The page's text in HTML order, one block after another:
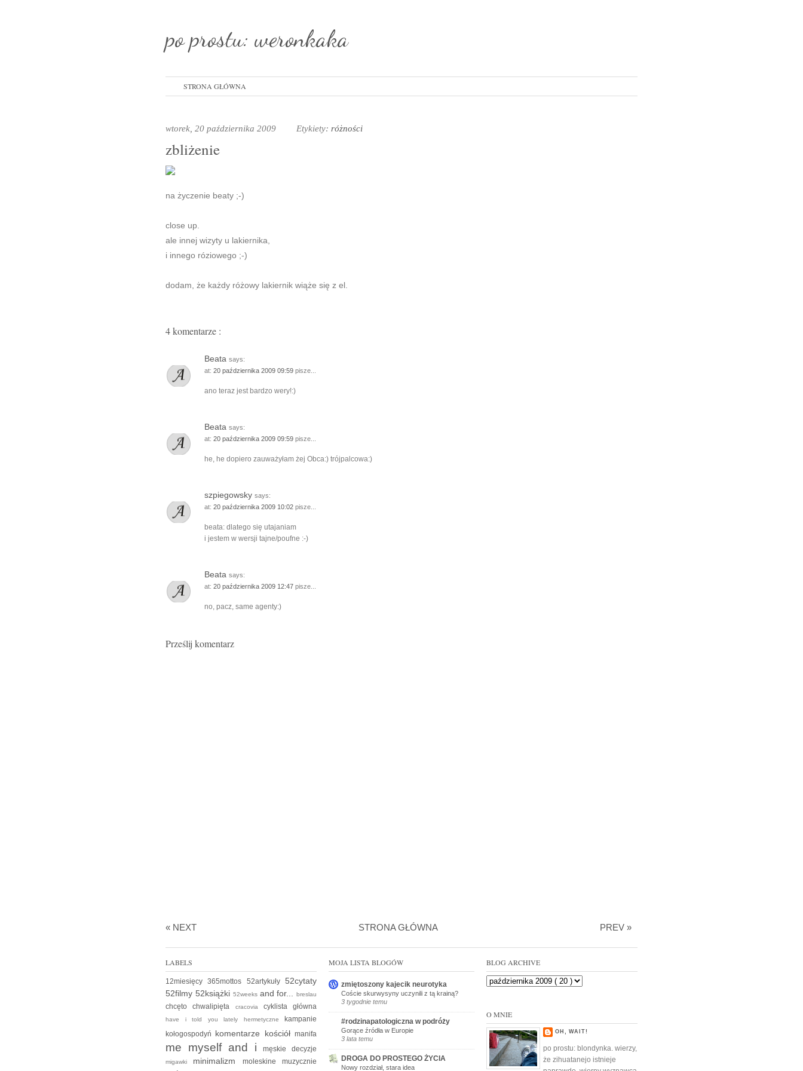
po prostu: weronkaka
STRONA GŁÓWNA
wtorek, 20 października 2009 Etykiety: różności
zbliżenie
na życzenie beaty ;-)
close up.
ale innej wizyty u lakiernika,
i innego róziowego ;-)
dodam, że każdy różowy lakiernik wiąże się z el.
4 komentarze :
Beata says:
at: 20 października 2009 09:59 pisze...
ano teraz jest bardzo wery!:)
Beata says:
at: 20 października 2009 09:59 pisze...
he, he dopiero zauważyłam żej Obca:) trójpalcowa:)
szpiegowsky says:
at: 20 października 2009 10:02 pisze...
beata: dlatego się utajaniam
i jestem w wersji tajne/poufne :-)
Beata says:
at: 20 października 2009 12:47 pisze...
no, pacz, same agenty:)
Prześlij komentarz
« NEXT PREV »
STRONA GŁÓWNA
LABELS
12miesięcy365mottos 52artykuły52cytaty
52filmy 52książki 52weeks and for...breslau
chcętochwalipięta cracoviacyklistagłówna
have i told you lately hermetyczne kampanie
kołogospodyń komentarze kościółmanifa
me myself and imęskie decyzje
migawki minimalizm moleskinemuzycznie
MOJA LISTA BLOGÓW
zmiętoszony kajecik neurotyka
Coście skurwysyny uczynili z tą krainą?
3 tygodnie temu
#rodzinapatologiczna w podróży
Gorące źródła w Europie
3 lata temu
DROGA DO PROSTEGO ŻYCIA
Nowy rozdział, stara idea
BLOG ARCHIVE
O MNIE
OH, WAIT!
po prostu: blondynka. wierzy,
że zihuatanejo istnieje